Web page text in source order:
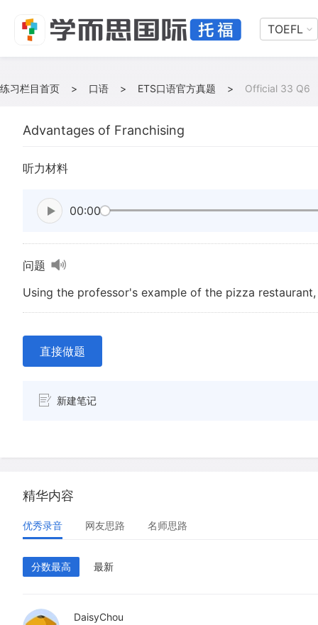
TOEFL
练习栏目首页 > 口语 > ETS口语官方真题 > Official 33 Q6
Advantages of Franchising
听力材料
00:00
问题
Using the professor's example of the pizza
直接做题
新建笔记
精华内容
优秀录音 网友思路 名师思路
分数最高 最新
DaisyChou